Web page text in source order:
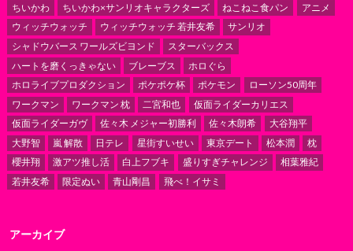
ちいかわ
ちいかわ×サンリオキャラクターズ ねこねこ食パン
アニメ
ウィッチウォッチ
ウィッチウォッチ 若井友希
サンリオ
シャドウバース ワールズビヨンド
スターバックス
ハートを磨くっきゃない
ブレーブス
ホロぐら
ホロライブプロダクション
ポケポケ杯 ポケモン
ローソン50周年
ワークマン
ワークマン 枕 二宮和也
仮面ライダーカリエス
仮面ライダーガヴ
佐々木 メジャー初勝利 佐々木朗希
大谷翔平
大野智
嵐 解散 日テレ 星街すいせい 東京デート 松本潤
枕
櫻井翔
激アツ推し活 白上フブキ 盛りすぎチャレンジ
相葉雅紀
若井友希
限定ぬい 青山剛昌 飛べ！イサミ
アーカイブ